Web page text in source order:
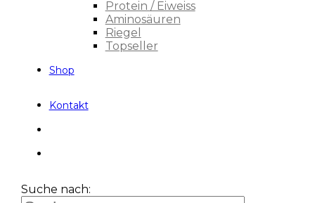
Protein / Eiweiss
Aminosäuren
Riegel
Topseller
Shop
Kontakt
Suche nach: